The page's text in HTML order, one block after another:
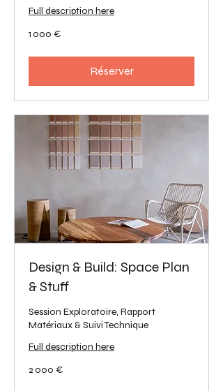
Full description here
euros
1 000 €
Réserver
Design & Build: Space Plan
& Stuff
Session Exploratoire, Rapport
Matériaux & Suivi Technique
Full description here
euros
2 000 €